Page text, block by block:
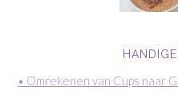
• Omrekenen van Cups naar